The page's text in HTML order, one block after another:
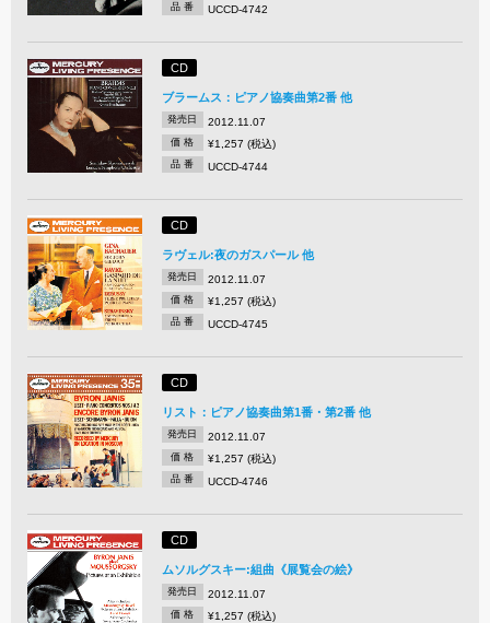
品 番 UCCD-4742
CD
ブラームス：ピアノ協奏曲第2番 他
発売日 2012.11.07
価 格 ¥1,257 (税込)
品 番 UCCD-4744
CD
ラヴェル:夜のガスパール 他
発売日 2012.11.07
価 格 ¥1,257 (税込)
品 番 UCCD-4745
CD
リスト：ピアノ協奏曲第1番・第2番 他
発売日 2012.11.07
価 格 ¥1,257 (税込)
品 番 UCCD-4746
CD
ムソルグスキー:組曲《展覧会の絵》
発売日 2012.11.07
価 格 ¥1,257 (税込)